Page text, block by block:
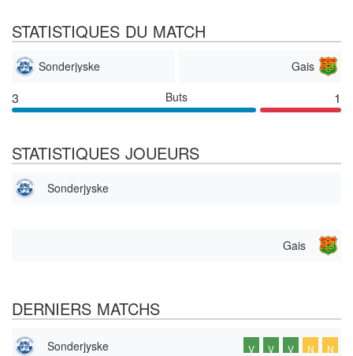
STATISTIQUES DU MATCH
Sonderjyske Gais
3 Buts 1
STATISTIQUES JOUEURS
Sonderjyske
Gais
DERNIERS MATCHS
Sonderjyske V V V N N